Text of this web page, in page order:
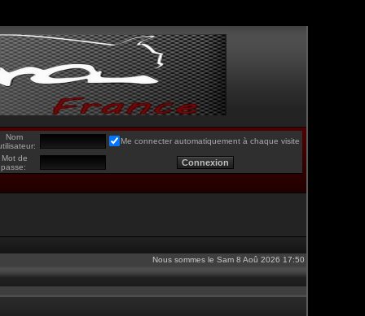
Nom
Me connecter automatiquement à chaque visite
Mot de
passe:
Nous sommes le Sam 8 Aoû 2026 17:50